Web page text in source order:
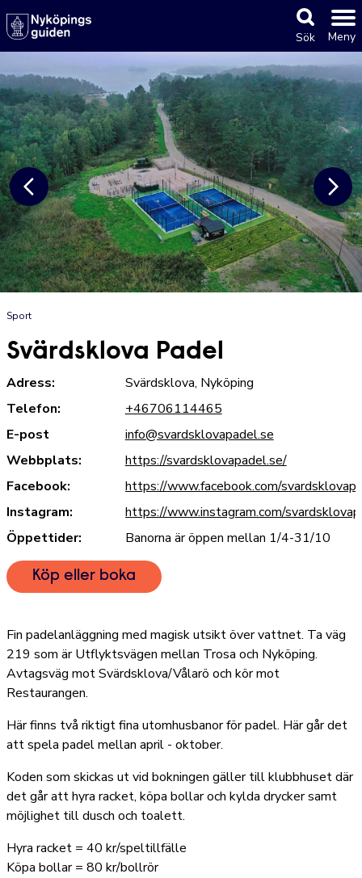
Sök Meny
Sport
Svärdsklova Padel
Adress:
Svärdsklova, Nyköping
Telefon:
+46706114465
E-post
info@svardsklovapadel.se
Webbplats:
https://svardsklovapadel.se/
Facebook:
https://www.facebook.com/
Instagram:
https://www.instagram.com/
Öppettider:
Banorna är öppen mellan 1/4-31/10
Köp eller boka
Fin padelanläggning med magisk utsikt över vattnet. Ta väg
219 som är Utflyktsvägen mellan Trosa och Nyköping.
Avtagsväg mot Svärdsklova/Vålarö och kör mot
Restaurangen.
Här finns två riktigt fina utomhusbanor för padel. Här går det
att spela padel mellan april - oktober.
Koden som skickas ut vid bokningen gäller till klubbhuset där
det går att hyra racket, köpa bollar och kylda drycker samt
möjlighet till dusch och toalett.
Hyra racket = 40 kr/speltillfälle
Köpa bollar = 80 kr/bollrör